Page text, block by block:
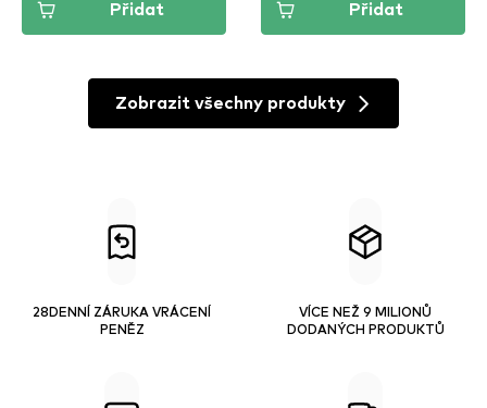
Přidat Přidat
Zobrazit všechny produkty
28DENNÍ ZÁRUKA VRÁCENÍ
PENĚZ
VÍCE NEŽ 9 MILIONŮ
DODANÝCH PRODUKTŮ